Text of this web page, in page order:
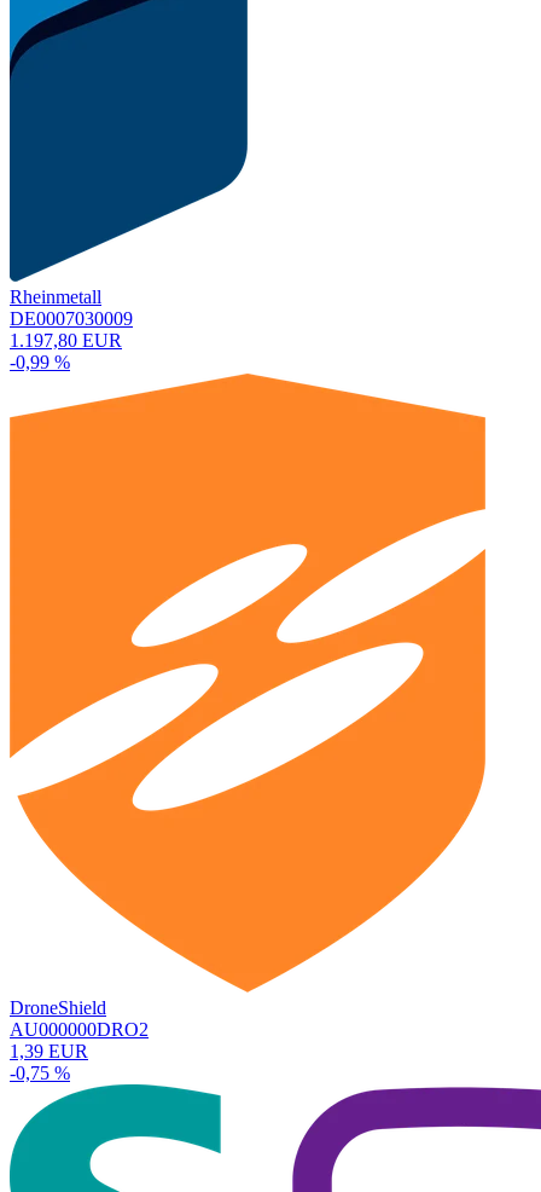
Rheinmetall
DE0007030009
1.197,80 EUR
-0,99 %
DroneShield
AU000000DRO2
1,39 EUR
-0,75 %